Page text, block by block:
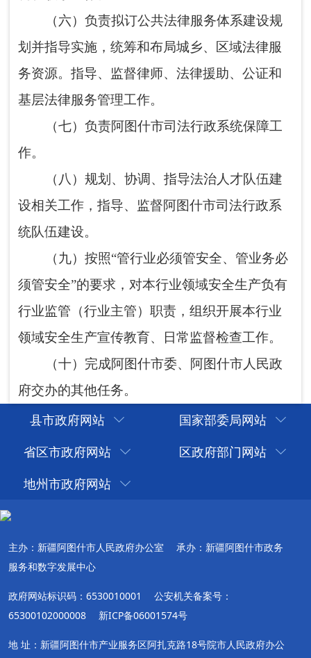
领域安全生产宣传教育、日常监督检查工作。
（十）完成阿图什市委、阿图什市人民政
府交办的其他任务。
县市政府网站
国家部委局网站
省区市政府网站
区政府部门网站
地州市政府网站
主办：新疆阿图什市人民政府办公室
承办：新疆阿图什市政务
服务和数字发展中心
政府网站标识码：6530010001
公安机关备案号：
65300102000008
新ICP备06001574号
地 址：新疆阿图什市产业服务区阿扎克路18号院市人民政府办公